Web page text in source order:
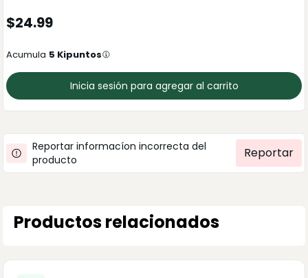
$24.99
Acumula 5 Kipuntos
Inicia sesión para agregar al carrito
Reportar informacíon incorrecta del
producto
Reportar
Productos relacionados